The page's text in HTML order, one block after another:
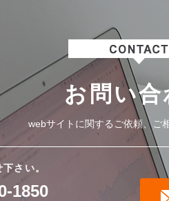
お問い合
webサイトに関するご依頼、ご
さい。
1850